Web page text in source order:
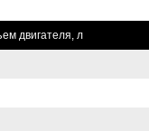
двигателя, л